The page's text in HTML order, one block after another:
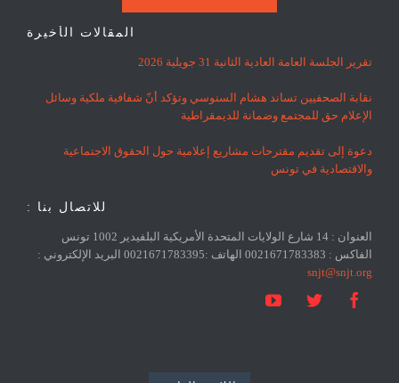
المقالات الأخيرة
تقرير الجلسة العامة العادية الثانية 31 جويلية 2026
نقابة الصحفيين تساند هشام السنوسي وتؤكد أنّ شفافية ملكية وسائل
الإعلام حق للمجتمع وضمانة للديمقراطية
دعوة إلى تقديم مقترحات مشاريع إعلامية حول الحقوق الاجتماعية
والاقتصادية في تونس
للاتصال بنا :
العنوان : 14 شارع الولايات المتحدة الأمريكية البلفيدير 1002 تونس
الفاكس : 0021671783383 الهاتف :0021671783395 البريد الإلكتروني :
snjt@snjt.org


